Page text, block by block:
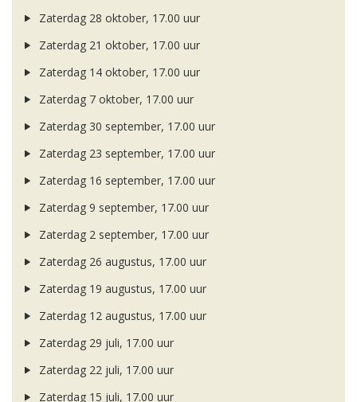
Zaterdag 28 oktober, 17.00 uur
Zaterdag 21 oktober, 17.00 uur
Zaterdag 14 oktober, 17.00 uur
Zaterdag 7 oktober, 17.00 uur
Zaterdag 30 september, 17.00 uur
Zaterdag 23 september, 17.00 uur
Zaterdag 16 september, 17.00 uur
Zaterdag 9 september, 17.00 uur
Zaterdag 2 september, 17.00 uur
Zaterdag 26 augustus, 17.00 uur
Zaterdag 19 augustus, 17.00 uur
Zaterdag 12 augustus, 17.00 uur
Zaterdag 29 juli, 17.00 uur
Zaterdag 22 juli, 17.00 uur
Zaterdag 15 juli, 17.00 uur